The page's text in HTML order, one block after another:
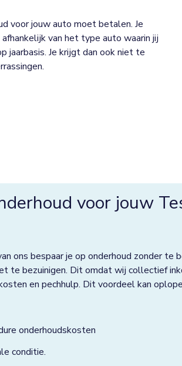
voor jouw auto moet betalen. Je
van het type auto waarin jij
jaarbasis. Je krijgt dan ook niet te
voor jouw
ons bespaar je op onderhoud zonder te
te bezuinigen. Dit omdat wij collectief
en pechhulp. Dit voordeel kan
onderhoudskosten
conditie.